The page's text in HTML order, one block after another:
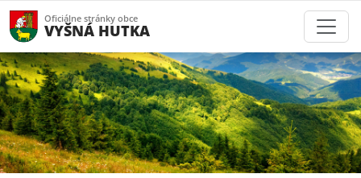
Oficiálne stránky obce
VYŠNÁ HUTKA